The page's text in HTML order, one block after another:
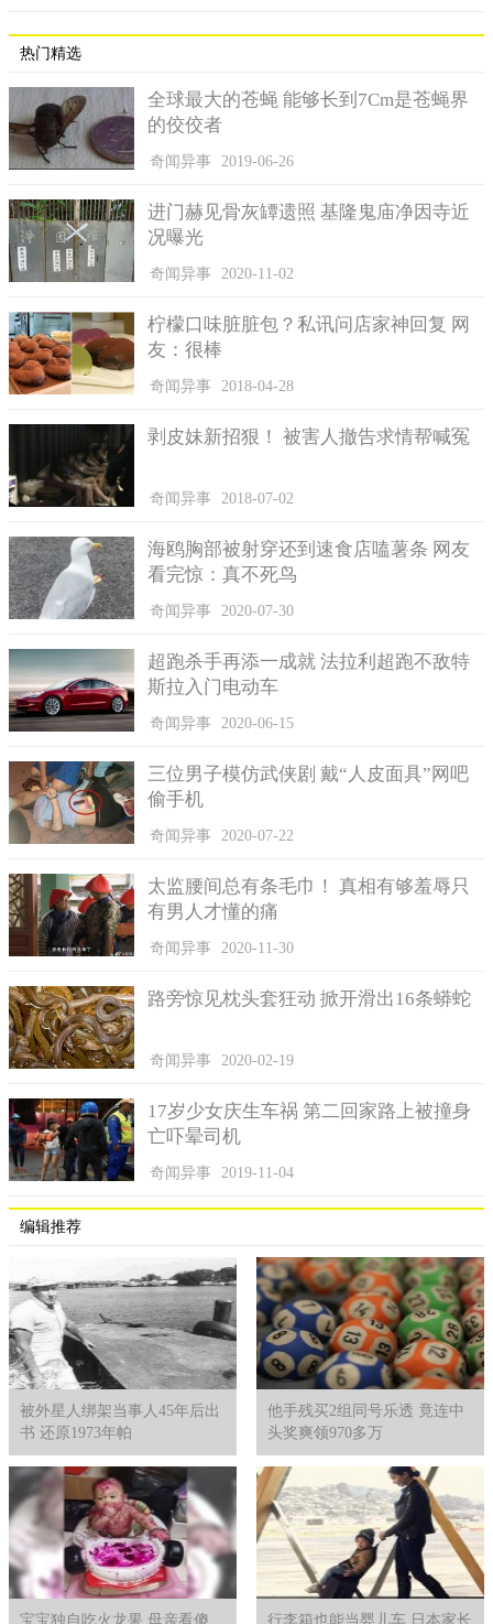
8.跳舞草
跳舞草是一种很喜欢阳光的植物，每当温度达到25摄氏度的
时候跳舞草就会自行的跳起舞来，很是奇特。正如这种植物的名
字一样，跳舞草具有跳舞的习性，它非常热爱阳光，当温度为25
度时，这种植物就会在阳光下尽情舞蹈，想想真是一种特殊的植
物呢！
7.龙血树
龙血树这种植物主要在索科特拉岛生存，这种植物的特殊性
液体流出，这种植物流出的液体在医疗和染料中用途广泛，这种
植物不仅会“流血”，它的树冠就如同一把美丽的伞一样。
6.卷柏
中的仙人掌一样顽强，在完全没有水源的环境下，它还能生存几
十年。当它所处的环境没有水源时，它便会自己连带着根卷起，
追逐着风沙，等到水源出现，它就会立马扎根，那些看起来要凋
落的卷柏一直在等待着机会，重新展现它们的生命力。
热门精选
全球最大的苍蝇 能够长到7Cm是苍蝇界
的佼佼者
奇闻异事 2019-06-26
进门赫见骨灰罈遗照 基隆鬼庙净因寺近
况曝光
奇闻异事 2020-11-02
柠檬口味脏脏包？私讯问店家神回复 网
友：很棒
奇闻异事 2018-04-28
剥皮妹新招狠！ 被害人撤告求情帮喊冤
奇闻异事 2018-07-02
海鸥胸部被射穿还到速食店嗑薯条 网友
看完惊：真不死鸟
奇闻异事 2020-07-30
超跑杀手再添一成就 法拉利超跑不敌特
斯拉入门电动车
奇闻异事 2020-06-15
三位男子模仿武侠剧 戴“人皮面具”网吧
偷手机
奇闻异事 2020-07-22
太监腰间总有条毛巾！ 真相有够羞辱只
有男人才懂的痛
奇闻异事 2020-11-30
路旁惊见枕头套狂动 掀开滑出16条蟒蛇
奇闻异事 2020-02-19
17岁少女庆生车祸 第二回家路上被撞身
亡吓晕司机
奇闻异事 2019-11-04
编辑推荐
被外星人绑架当事人45年后出
书 还原1973年帕
他手残买2组同号乐透 竟连中
头奖爽领970多万
宝宝独自吃火龙果 母亲看傻 行李箱也能当婴儿车 日本家长